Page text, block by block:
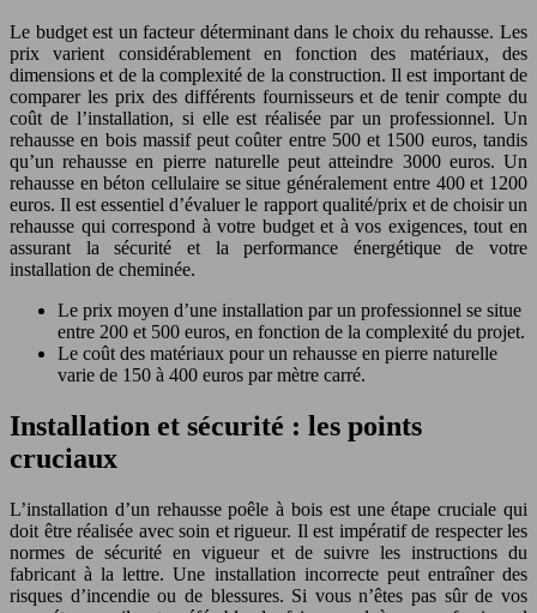
Le budget est un facteur déterminant dans le choix du rehausse. Les
prix varient considérablement en fonction des matériaux, des
dimensions et de la complexité de la construction. Il est important de
comparer les prix des différents fournisseurs et de tenir compte du
coût de l’installation, si elle est réalisée par un professionnel. Un
rehausse en bois massif peut coûter entre 500 et 1500 euros, tandis
qu’un rehausse en pierre naturelle peut atteindre 3000 euros. Un
rehausse en béton cellulaire se situe généralement entre 400 et 1200
euros. Il est essentiel d’évaluer le rapport qualité/prix et de choisir un
rehausse qui correspond à votre budget et à vos exigences, tout en
assurant la sécurité et la performance énergétique de votre
installation de cheminée.
Le prix moyen d’une installation par un professionnel se situe
entre 200 et 500 euros, en fonction de la complexité du projet.
Le coût des matériaux pour un rehausse en pierre naturelle
varie de 150 à 400 euros par mètre carré.
Installation et sécurité : les points
cruciaux
L’installation d’un rehausse poêle à bois est une étape cruciale qui
doit être réalisée avec soin et rigueur. Il est impératif de respecter les
normes de sécurité en vigueur et de suivre les instructions du
fabricant à la lettre. Une installation incorrecte peut entraîner des
risques d’incendie ou de blessures. Si vous n’êtes pas sûr de vos